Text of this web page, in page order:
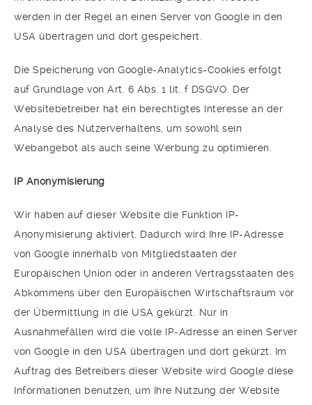
werden in der Regel an einen Server von Google in den
USA übertragen und dort gespeichert.
Die Speicherung von Google-Analytics-Cookies erfolgt
auf Grundlage von Art. 6 Abs. 1 lit. f DSGVO. Der
Websitebetreiber hat ein berechtigtes Interesse an der
Analyse des Nutzerverhaltens, um sowohl sein
Webangebot als auch seine Werbung zu optimieren.
IP Anonymisierung
Wir haben auf dieser Website die Funktion IP-
Anonymisierung aktiviert. Dadurch wird Ihre IP-Adresse
von Google innerhalb von Mitgliedstaaten der
Europäischen Union oder in anderen Vertragsstaaten des
Abkommens über den Europäischen Wirtschaftsraum vor
der Übermittlung in die USA gekürzt. Nur in
Ausnahmefällen wird die volle IP-Adresse an einen Server
von Google in den USA übertragen und dort gekürzt. Im
Auftrag des Betreibers dieser Website wird Google diese
Informationen benutzen, um Ihre Nutzung der Website